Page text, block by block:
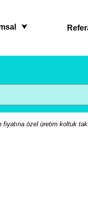
özel üretim koltuk